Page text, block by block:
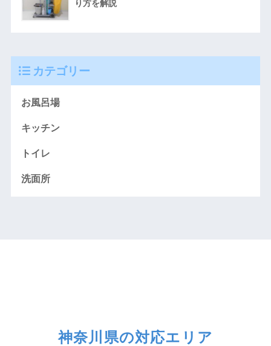
り方を解説
カテゴリー
お風呂場
キッチン
トイレ
洗面所
神奈川県の対応エリア